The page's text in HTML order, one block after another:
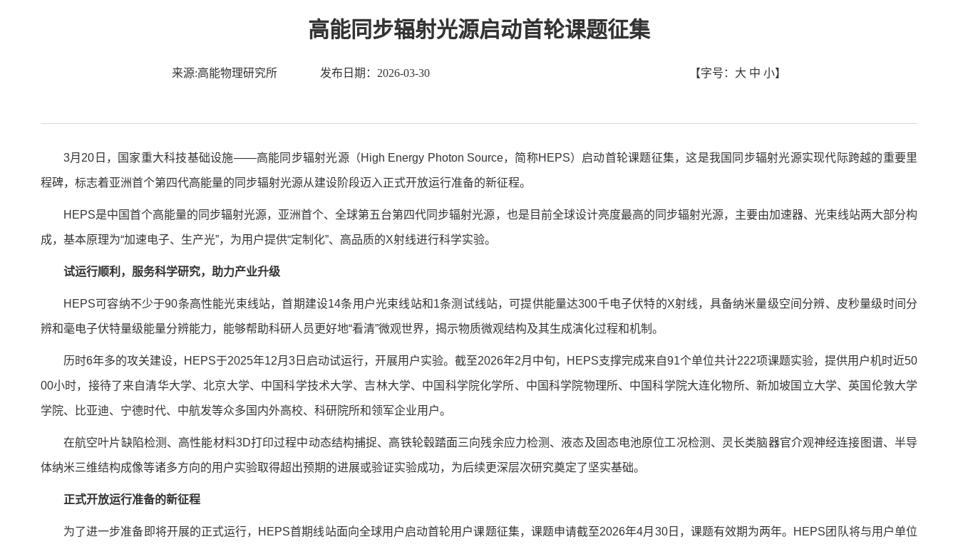
高能同步辐射光源启动首轮课题征集
来源:高能物理研究所 发布日期：2026-03-30 【字号： 大 中 小】
3月20日，国家重大科技基础设施——高能同步辐射光源（High Energy Photon Source，简称HEPS）启动首轮课题征集，这是我国同步辐射光源实现代际跨越的重要里
程碑，标志着亚洲首个第四代高能量的同步辐射光源从建设阶段迈入正式开放运行准备的新征程。
HEPS是中国首个高能量的同步辐射光源，亚洲首个、全球第五台第四代同步辐射光源，也是目前全球设计亮度最高的同步辐射光源，主要由加速器、光束线站两大部分构
成，基本原理为“加速电子、生产光”，为用户提供“定制化”、高品质的X射线进行科学实验。
试运行顺利，服务科学研究，助力产业升级
HEPS可容纳不少于90条高性能光束线站，首期建设14条用户光束线站和1条测试线站，可提供能量达300千电子伏特的X射线，具备纳米量级空间分辨、皮秒量级时间分
辨和毫电子伏特量级能量分辨能力，能够帮助科研人员更好地“看清”微观世界，揭示物质微观结构及其生成演化过程和机制。
历时6年多的攻关建设，HEPS于2025年12月3日启动试运行，开展用户实验。截至2026年2月中旬，HEPS支撑完成来自91个单位共计222项课题实验，提供用户机时近50
00小时，接待了来自清华大学、北京大学、中国科学技术大学、吉林大学、中国科学院化学所、中国科学院物理所、中国科学院大连化物所、新加坡国立大学、英国伦敦大学
学院、比亚迪、宁德时代、中航发等众多国内外高校、科研院所和领军企业用户。
在航空叶片缺陷检测、高性能材料3D打印过程中动态结构捕捉、高铁轮毂踏面三向残余应力检测、液态及固态电池原位工况检测、灵长类脑器官介观神经连接图谱、半导
体纳米三维结构成像等诸多方向的用户实验取得超出预期的进展或验证实验成功，为后续更深层次研究奠定了坚实基础。
正式开放运行准备的新征程
为了进一步准备即将开展的正式运行，HEPS首期线站面向全球用户启动首轮用户课题征集，课题申请截至2026年4月30日，课题有效期为两年。HEPS团队将与用户单位